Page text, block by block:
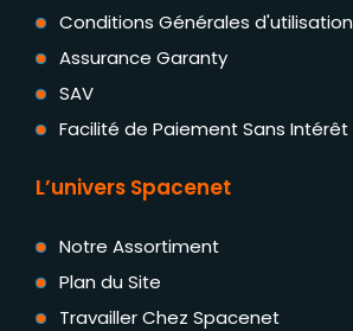
Conditions Générales d'utilisation
Assurance Garanty
SAV
Facilité de Paiement Sans Intérêt
L’univers Spacenet
Notre Assortiment
Plan du Site
Travailler Chez Spacenet